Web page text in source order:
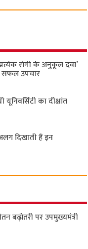
रोगी केे अनुकूल दवा’
सफल उपचार
यूनिवर्सिटी का दीक्षांत
दिखाती हैं इन
बढ़ोतरी पर उपमुख्यमंत्री